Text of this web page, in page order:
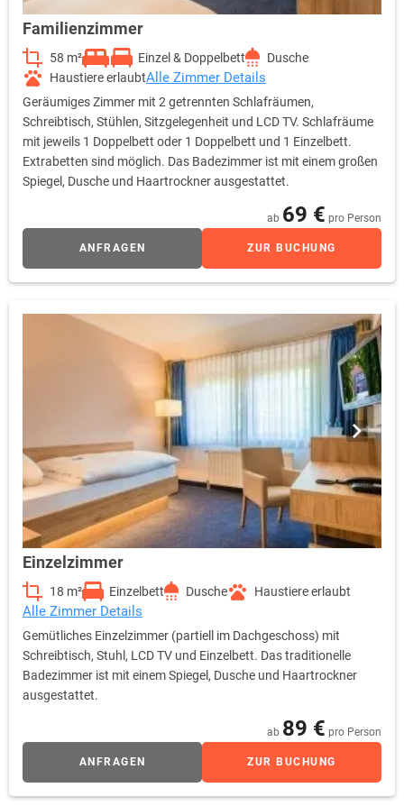
Familienzimmer
58 m² Einzel & Doppelbett
Dusche
Haustiere erlaubtAlle Zimmer Details
Geräumiges Zimmer mit 2 getrennten Schlafräumen,
Schreibtisch, Stühlen, Sitzgelegenheit und LCD TV. Schlafräume
mit jeweils 1 Doppelbett oder 1 Doppelbett und 1 Einzelbett.
Extrabetten sind möglich. Das Badezimmer ist mit einem großen
Spiegel, Dusche und Haartrockner ausgestattet.
ab 69 € pro Person
ANFRAGEN ZUR BUCHUNG
Einzelzimmer
18 m² Einzelbett Dusche Haustiere erlaubt
Alle Zimmer Details
Gemütliches Einzelzimmer (partiell im Dachgeschoss) mit
Schreibtisch, Stuhl, LCD TV und Einzelbett. Das traditionelle
Badezimmer ist mit einem Spiegel, Dusche und Haartrockner
ausgestattet.
ab 89 € pro Person
ANFRAGEN ZUR BUCHUNG